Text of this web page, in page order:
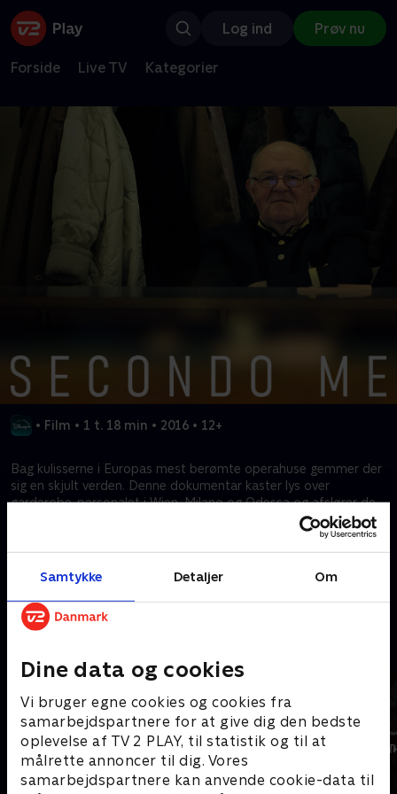
Samtykke Detaljer Om
Dine data og cookies
Vi bruger egne cookies og cookies fra
samarbejdspartnere for at give dig den bedste
oplevelse af TV 2 PLAY, til statistik og til at
målrette annoncer til dig. Vores
samarbejdspartnere kan anvende cookie-data til
Log ind Prøv nu
Forside Live TV Kategorier
• Film • 1 t. 18 min • 2016 • 12+
Bag kulisserne i Europas mest berømte operahuse gemmer der
sig en skjult verden. Denne dokumentar kaster lys over
garderobe-personalet i Wien, Milano og Odessa og afslører de
stille dramaer, dybe bekymringer og personlige overbevisninger,
der præger deres hverdag – langt fra operascenens stråleglans.